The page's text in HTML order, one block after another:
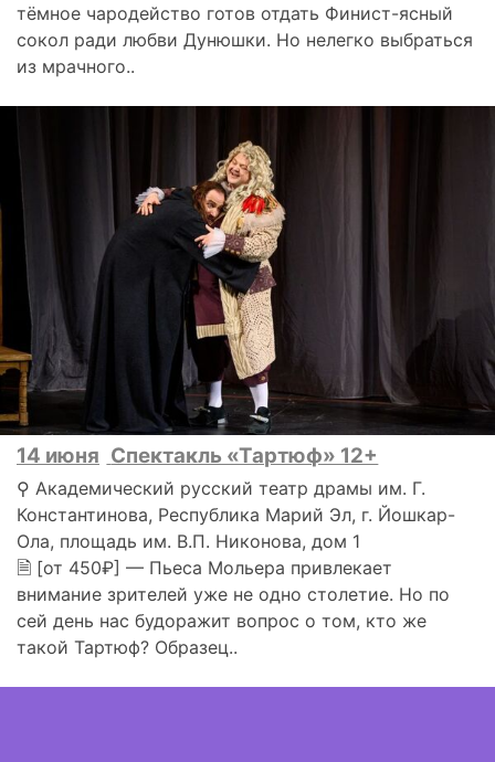
тёмное чародейство готов отдать Финист-ясный
сокол ради любви Дунюшки. Но нелегко выбраться
из мрачного..
14 июня Спектакль «Тартюф» 12+
⚲ Академический русский театр драмы им. Г.
Константинова, Республика Марий Эл, г. Йошкар-
Ола, площадь им. В.П. Никонова, дом 1
🗎 [от 450₽] — Пьеса Мольера привлекает
внимание зрителей уже не одно столетие. Но по
сей день нас будоражит вопрос о том, кто же
такой Тартюф? Образец..